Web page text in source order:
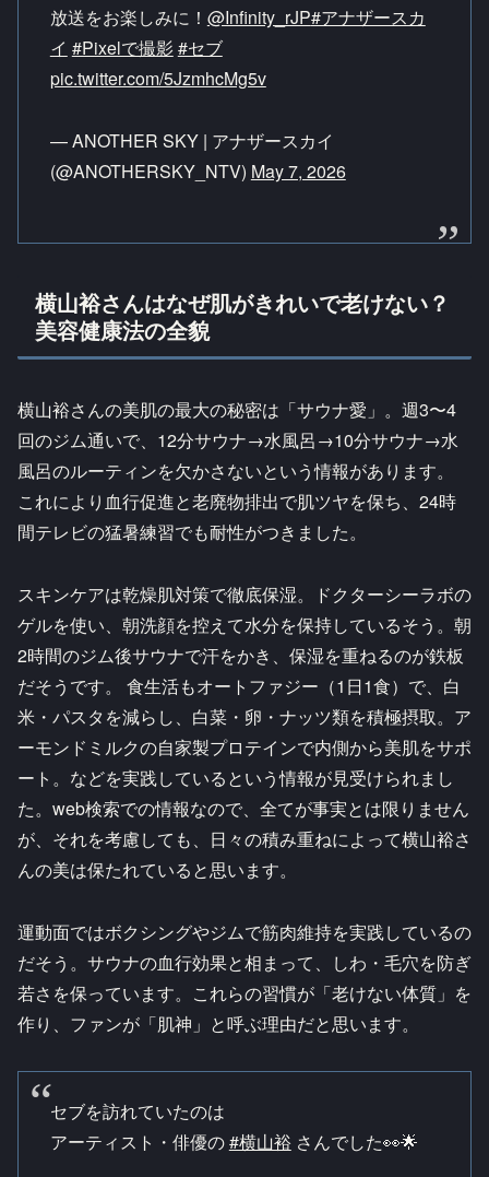
放送をお楽しみに！ @Infinity_rJP#アナザースカ
イ #Pixelで撮影#セブ
pic.twitter.com/5JzmhcMg5v
— ANOTHER SKY | アナザースカイ
(@ANOTHERSKY_NTV) May 7, 2026
横山裕さんはなぜ肌がきれいで老けない？
美容健康法の全貌
横山裕さんの美肌の最大の秘密は「サウナ愛」。週3〜4
回のジム通いで、12分サウナ→水風呂→10分サウナ→水
風呂のルーティンを欠かさないという情報があります。
これにより血行促進と老廃物排出で肌ツヤを保ち、24時
間テレビの猛暑練習でも耐性がつきました。
スキンケアは乾燥肌対策で徹底保湿。ドクターシーラボの
ゲルを使い、朝洗顔を控えて水分を保持しているそう。朝
2時間のジム後サウナで汗をかき、保湿を重ねるのが鉄板
だそうです。 食生活もオートファジー（1日1食）で、白
米・パスタを減らし、白菜・卵・ナッツ類を積極摂取。ア
ーモンドミルクの自家製プロテインで内側から美肌をサポ
ート。などを実践しているという情報が見受けられまし
た。web検索での情報なので、全てが事実とは限りません
が、それを考慮しても、日々の積み重ねによって横山裕さ
んの美は保たれていると思います。
運動面ではボクシングやジムで筋肉維持を実践しているの
だそう。サウナの血行効果と相まって、しわ・毛穴を防ぎ
若さを保っています。これらの習慣が「老けない体質」を
作り、ファンが「肌神」と呼ぶ理由だと思います。
セブを訪れていたのは
アーティスト・俳優の#横山裕さんでした👀🌟